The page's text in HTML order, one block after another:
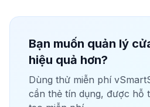
Bạn muốn quản lý
hiệu quả hơn?
Dùng thử miễn phí
cần thẻ tín dụng, được hỗ